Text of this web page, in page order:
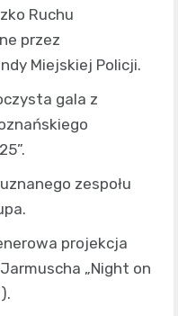
Ruchu
przez
Miejskiej Policji.
gala z
zespołu
projekcja
„Night on